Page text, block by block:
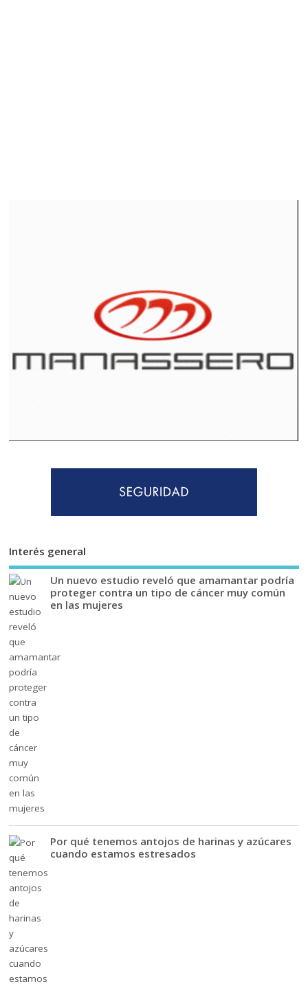
Interés general
Un nuevo estudio reveló que amamantar podría
proteger contra un tipo de cáncer muy común
en las mujeres
Por qué tenemos antojos de harinas y azúcares
cuando estamos estresados